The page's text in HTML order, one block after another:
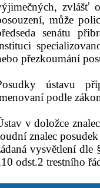
zvlášť
může
senátu
přezkoumání
ústavu
podle
v doložce
znalec
vysvětlení dle
odst.2 trestního